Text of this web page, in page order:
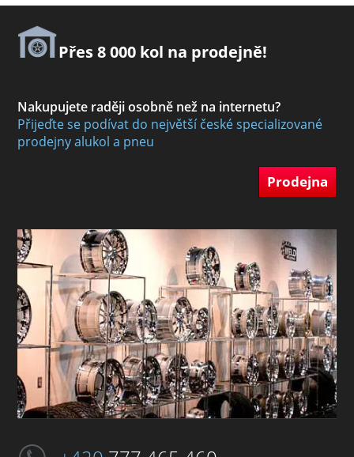
Přes 8 000 kol na prodejně!
Nakupujete raději osobně než na internetu?
Přijeďte se podívat do největší české specializované
prodejny alukol a pneu
Prodejna